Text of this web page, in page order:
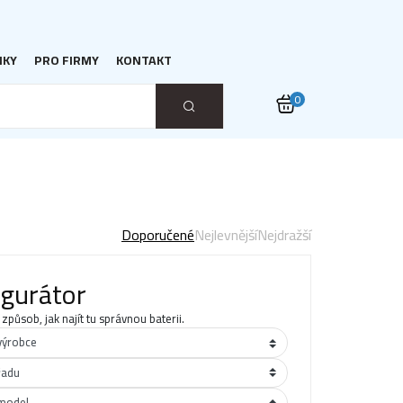
PRO FIRMY KONTAKT
0
DoporučenéNejlevnějšíNejdražší
jak najít tu správnou baterii.